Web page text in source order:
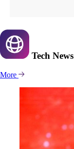
Tech News
More